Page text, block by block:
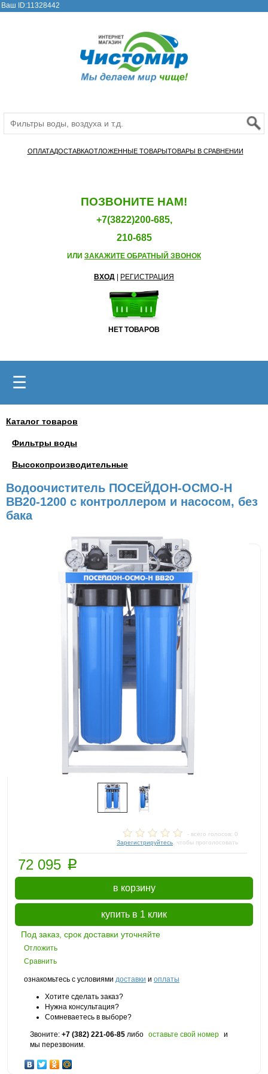
Ваш ID:11328442
ОПЛАТАДОСТАВКАОТЛОЖЕННЫЕ ТОВАРЫТОВАРЫ В СРАВНЕНИИ
ПОЗВОНИТЕ НАМ!
+7(3822)200-685,
210-685
ИЛИ ЗАКАЖИТЕ ОБРАТНЫЙ ЗВОНОК
ВХОД РЕГИСТРАЦИЯ
НЕТ ТОВАРОВ
☰
Каталог товаров
Фильтры воды
Высокопроизводительные
Водоочиститель ПОСЕЙДОН-ОСМО-Н
BB20-1200 с контроллером и насосом, без
бака
- всего голосов: 0
Зарегистрируйтесь , чтобы проголосовать
72 095 p
в корзину
купить в 1 клик
Под заказ, срок доставки уточняйте
Отложить
Сравнить
ознакомьтесь с условиями доставки и оплаты
Хотите сделать заказ?
Нужна консультация?
Сомневаетесь в выборе?
Звоните: +7 (382) 221-06-85 либо оставьте свой номер и
мы перезвоним.